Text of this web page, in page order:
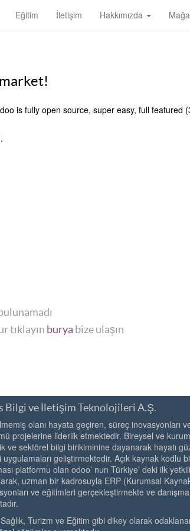
Eğitim İletişim Hakkımızda
is fully open source, super easy, full featured
tıklayın burya bize ulaşın
Bilgi ve İletişim Teknolojileri A.Ş.
olanı hayata geçiren, süreç inovasyonları
projelerine liderlik etmektedir. Bireysel ve
ve sektörel bilgi birikiminine dayanarak hayatı
uygulamaları geliştirmektedir. Açık kaynak kodlu
platformu olan odoo’ nun Türkiye’ deki ilk
uzman bir kadrosuyla ERP (Kurumsal
ve eğitimleri gerçekleştirmekte ve
Sağlık, Turizm ve Eğitim gibi dikey olarak